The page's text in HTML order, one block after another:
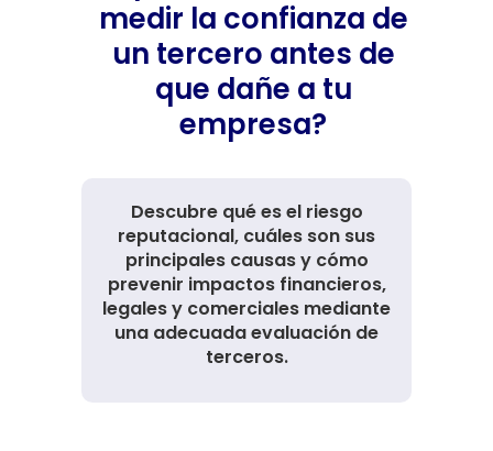
medir la confianza de
un tercero antes de
que dañe a tu
empresa?
Descubre qué es el riesgo
reputacional, cuáles son sus
principales causas y cómo
prevenir impactos financieros,
legales y comerciales mediante
una adecuada evaluación de
terceros.